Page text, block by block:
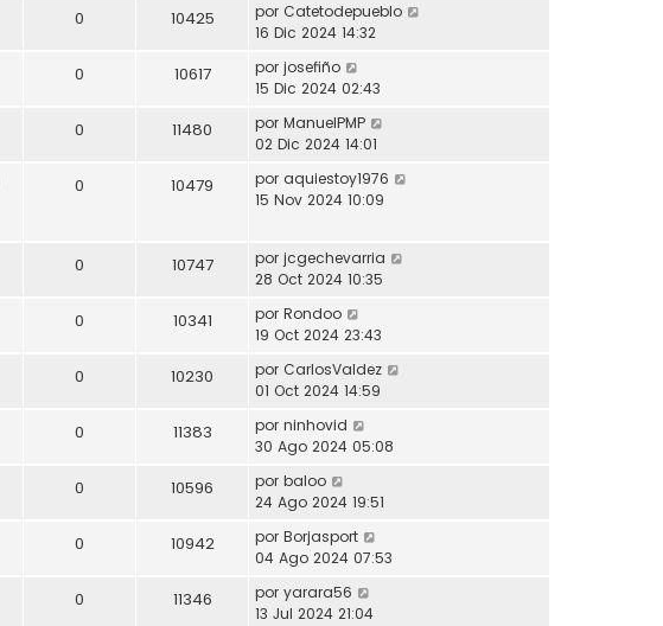
0 10425 por Catetodepueblo
16 Dic 2024 14:32
0 10617 por josefiño
15 Dic 2024 02:43
0 11480 por ManuelPMP
02 Dic 2024 14:01
0 10479 por aquiestoy1976
15 Nov 2024 10:09
0 10747 por jcgechevarria
28 Oct 2024 10:35
0 10341 por Rondoo
19 Oct 2024 23:43
0 10230 por CarlosValdez
01 Oct 2024 14:59
0 11383 por ninhovid
30 Ago 2024 05:08
0 10596 por baloo
24 Ago 2024 19:51
0 10942 por Borjasport
04 Ago 2024 07:53
0 11346 por yarara56
13 Jul 2024 21:04